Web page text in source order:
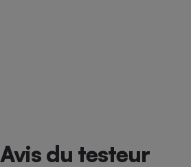
Avis du testeur